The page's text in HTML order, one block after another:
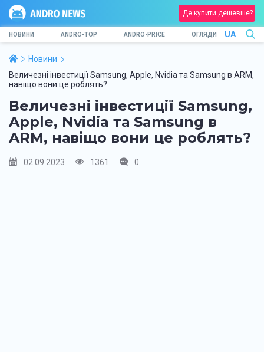
Де купити дешевше?
НОВИНИ ANDRO-TOP ANDRO-PRICE ОГЛЯДИ UA
Новини
Величезні інвестиції Samsung, Apple, Nvidia та Samsung в ARM,
навіщо вони це роблять?
Величезні інвестиції Samsung,
Apple, Nvidia та Samsung в
ARM, навіщо вони це роблять?
02.09.2023 1361 0